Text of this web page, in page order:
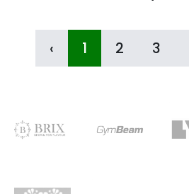
‹ 1 2 3